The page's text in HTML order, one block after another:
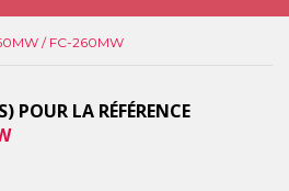
/ FC-260MW
POUR LA RÉFÉRENCE